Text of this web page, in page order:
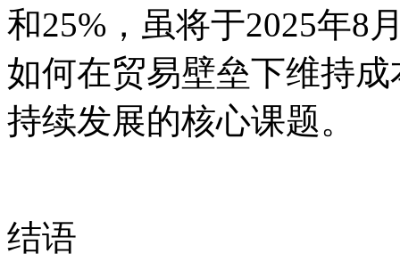
和25%，虽将于2025年8
如何在贸易壁垒下维持
持续发展的核心课题。
结语